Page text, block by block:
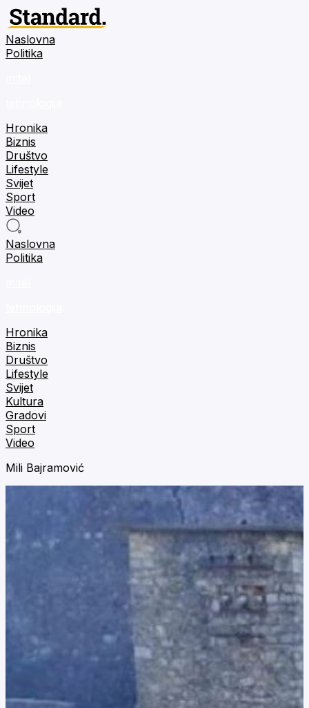
Naslovna
Politika
Hronika
Biznis
Društvo
Lifestyle
Svijet
Sport
Video
Naslovna
Politika
Hronika
Biznis
Društvo
Lifestyle
Svijet
Kultura
Gradovi
Sport
Video
Mili Bajramović